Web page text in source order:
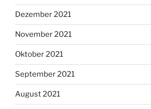
Dezember 2021
November 2021
Oktober 2021
September 2021
August 2021